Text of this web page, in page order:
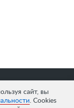
сайт, вы
. Cookies